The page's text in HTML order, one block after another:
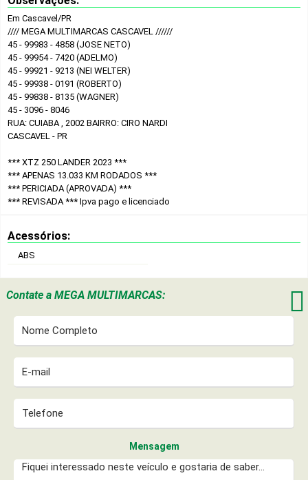
Em Cascavel/PR
//// MEGA MULTIMARCAS CASCAVEL //////
45 - 99983 - 4858 (JOSE NETO)
45 - 99954 - 7420 (ADELMO)
45 - 99921 - 9213 (NEI WELTER)
45 - 99938 - 0191 (ROBERTO)
45 - 99838 - 8135 (WAGNER)
45 - 3096 - 8046
RUA: CUIABA , 2002 BAIRRO: CIRO NARDI
CASCAVEL - PR
*** XTZ 250 LANDER 2023 ***
*** APENAS 13.033 KM RODADOS ***
*** PERICIADA (APROVADA) ***
*** REVISADA *** Ipva pago e licenciado
Acessórios:
ABS
Contate a MEGA MULTIMARCAS: 
Mensagem